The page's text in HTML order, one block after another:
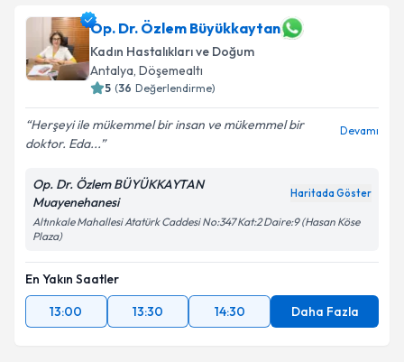
Op. Dr. Özlem Büyükkaytan
Kadın Hastalıkları ve Doğum
Antalya, Döşemealtı
5 (36 Değerlendirme)
Herşeyi ile mükemmel bir insan ve mükemmel bir
doktor. Eda...
Devamı
Op. Dr. Özlem BÜYÜKKAYTAN
Muayenehanesi
Haritada Göster
Altınkale Mahallesi Atatürk Caddesi No:347 Kat:2 Daire:9 (Hasan Köse
Plaza)
En Yakın Saatler
13:00
13:30 14:30 Daha Fazla